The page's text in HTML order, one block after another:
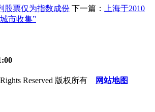
股票仅为指数成份 下一篇： 上海于2010
市收集”
Reserved 版权所有 网站地图